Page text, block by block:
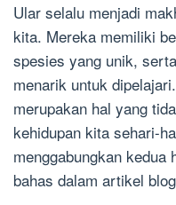
Ular selalu menjadi
kita. Mereka memiliki
spesies yang unik,
menarik untuk
merupakan hal yang
kehidupan kita sehari-
menggabungkan
bahas dalam artikel